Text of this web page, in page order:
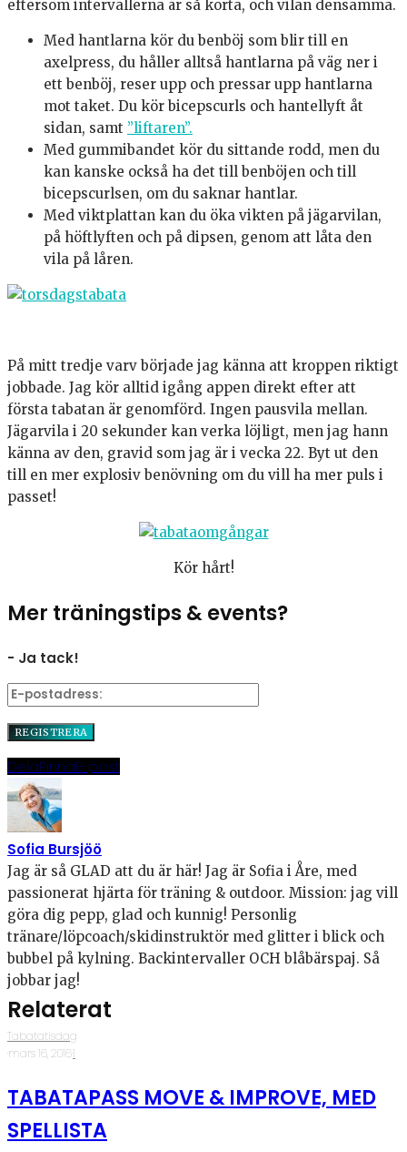
eftersom intervallerna är så korta, och vilan densamma.
Med hantlarna kör du benböj som blir till en
axelpress, du håller alltså hantlarna på väg ner i
ett benböj, reser upp och pressar upp hantlarna
mot taket. Du kör bicepscurls och hantellyft åt
sidan, samt ”liftaren”.
Med gummibandet kör du sittande rodd, men du
kan kanske också ha det till benböjen och till
bicepscurlsen, om du saknar hantlar.
Med viktplattan kan du öka vikten på jägarvilan,
på höftlyften och på dipsen, genom att låta den
vila på låren.
På mitt tredje varv började jag känna att kroppen riktigt
jobbade. Jag kör alltid igång appen direkt efter att
första tabatan är genomförd. Ingen pausvila mellan.
Jägarvila i 20 sekunder kan verka löjligt, men jag hann
känna av den, gravid som jag är i vecka 22. Byt ut den
till en mer explosiv benövning om du vill ha mer puls i
passet!
Kör hårt!
Mer träningstips & events?
- Ja tack!
DelaPinnaE-post
Sofia Bursjöö
Jag är så GLAD att du är här! Jag är Sofia i Åre, med
passionerat hjärta för träning & outdoor. Mission: jag vill
göra dig pepp, glad och kunnig! Personlig
tränare/löpcoach/skidinstruktör med glitter i blick och
bubbel på kylning. Backintervaller OCH blåbärspaj. Så
jobbar jag!
Relaterat
Tabatatisdag
·mars 16, 2016·1
TABATAPASS MOVE & IMPROVE, MED
SPELLISTA